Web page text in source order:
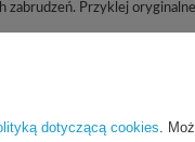
Przyklej
dotyczącą cookies.